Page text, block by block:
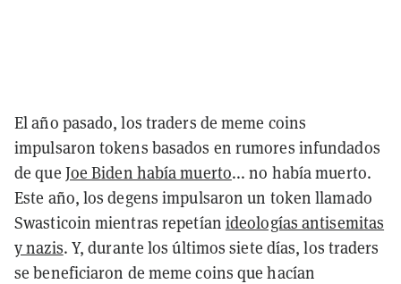
El año pasado, los traders de meme coins
impulsaron tokens basados en rumores infundados
de que Joe Biden había muerto... no había muerto.
Este año, los degens impulsaron un token llamado
Swasticoin mientras repetían ideologías antisemitas
y nazis. Y, durante los últimos siete días, los traders
se beneficiaron de meme coins que hacían